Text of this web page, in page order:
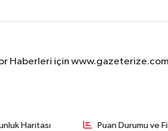
Haberleri için
Haritası Puan Durumu ve